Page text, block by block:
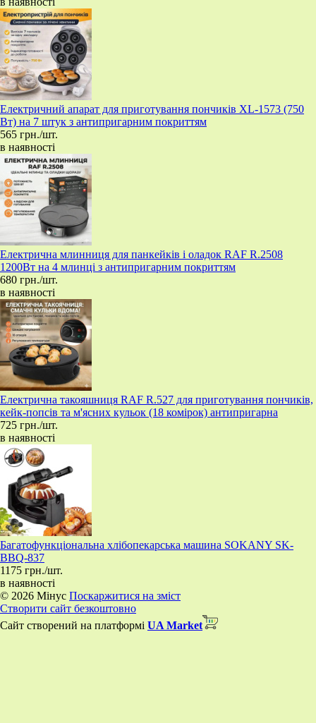
Електричний апарат для приготування пончиків XL-1573 (750
Вт) на 7 штук з антипригарним покриттям
565 грн./шт.
в наявності
Електрична млинниця для панкейків і оладок RAF R.2508
1200Вт на 4 млинці з антипригарним покриттям
680 грн./шт.
в наявності
Електрична такояшниця RAF R.527 для приготування пончиків,
кейк-попсів та м'ясних кульок (18 комірок) антипригарна
725 грн./шт.
в наявності
Багатофункціональна хлібопекарська машина SOKANY SK-
BBQ-837
1175 грн./шт.
в наявності
© 2026 Мінус Поскаржитися на зміст
Створити сайт безкоштовно
Сайт створений на платформі UA Market